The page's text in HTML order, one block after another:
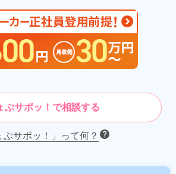
ぶサポッ！で相談する
ぶサポッ！」って何？